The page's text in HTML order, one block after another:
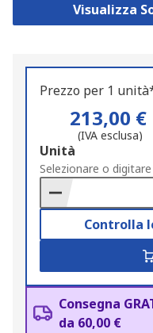
Visualizza
Prezzo per 1
213,00 €
(IVA esclusa)
Add
to
Basket
Unità
Selezionare o
Controlla
Consegna
da 60,00 €